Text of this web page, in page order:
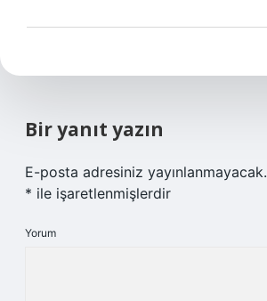
Bir yanıt yazın
E-posta adresiniz yayınlanmayacak.
* ile işaretlenmişlerdir
Yorum